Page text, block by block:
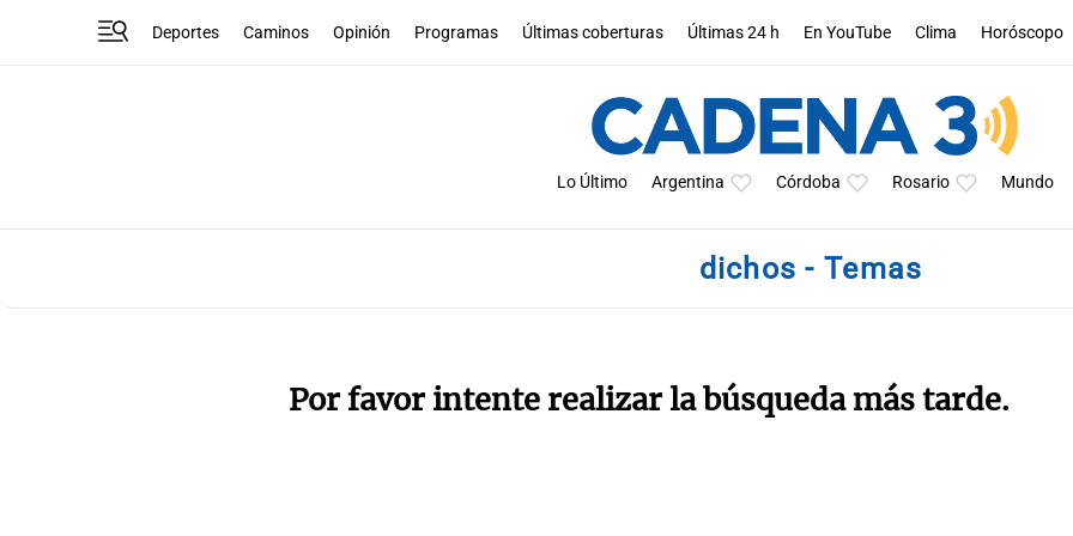
Deportes Caminos Opinión Programas Últimas coberturas Últimas 24 h En YouTube Clima Horóscopo
Lo Último Argentina Córdoba Rosario Mundo
dichos - Temas
Por favor intente realizar la búsqueda más tarde.